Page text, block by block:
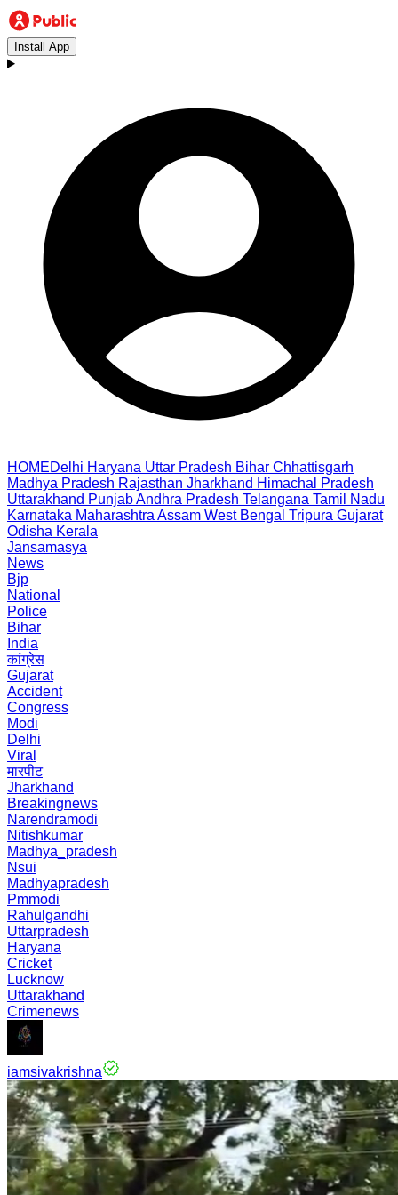
Install App
HOMEDelhi Haryana Uttar Pradesh Bihar Chhattisgarh
Madhya Pradesh Rajasthan Jharkhand Himachal Pradesh
Uttarakhand PunjabAndhra Pradesh Telangana Tamil Nadu
Karnataka Maharashtra Assam West Bengal Tripura Gujarat
Odisha Kerala
Jansamasya
News
Bjp
National
Police
Bihar
India
कांग्रेस
Gujarat
Accident
Congress
Modi
Delhi
Viral
मारपीट
Jharkhand
Breakingnews
Narendramodi
Nitishkumar
Madhya_pradesh
Nsui
Madhyapradesh
Pmmodi
Rahulgandhi
Uttarpradesh
Haryana
Cricket
Lucknow
Uttarakhand
Crimenews
iamsivakrishna